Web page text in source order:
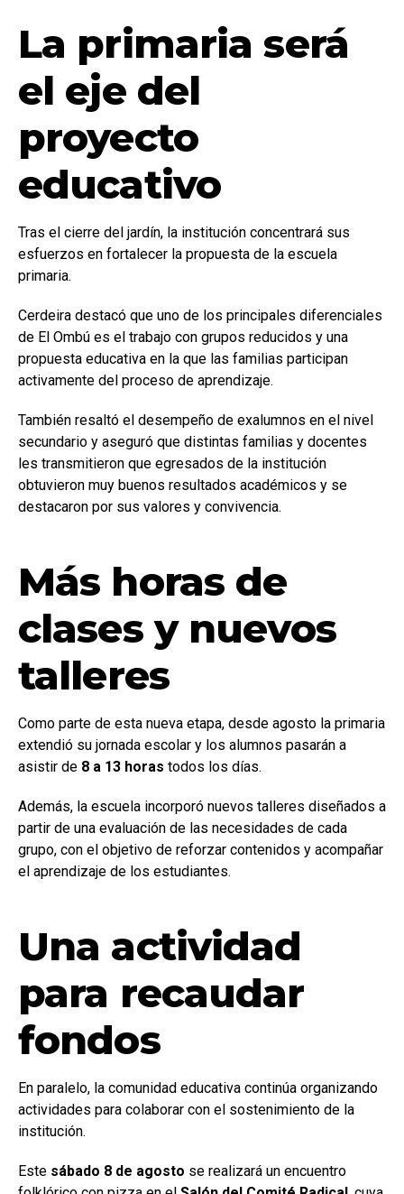
La primaria será
el eje del
proyecto
educativo
Tras el cierre del jardín, la institución concentrará sus
esfuerzos en fortalecer la propuesta de la escuela
primaria.
Cerdeira destacó que uno de los principales diferenciales
de El Ombú es el trabajo con grupos reducidos y una
propuesta educativa en la que las familias participan
activamente del proceso de aprendizaje.
También resaltó el desempeño de exalumnos en el nivel
secundario y aseguró que distintas familias y docentes
les transmitieron que egresados de la institución
obtuvieron muy buenos resultados académicos y se
destacaron por sus valores y convivencia.
Más horas de
clases y nuevos
talleres
Como parte de esta nueva etapa, desde agosto la primaria
extendió su jornada escolar y los alumnos pasarán a
asistir de 8 a 13 horas todos los días.
Además, la escuela incorporó nuevos talleres diseñados a
partir de una evaluación de las necesidades de cada
grupo, con el objetivo de reforzar contenidos y acompañar
el aprendizaje de los estudiantes.
Una actividad
para recaudar
fondos
En paralelo, la comunidad educativa continúa organizando
actividades para colaborar con el sostenimiento de la
institución.
Este sábado 8 de agosto se realizará un encuentro